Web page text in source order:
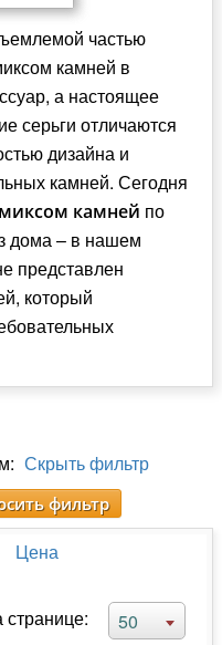
частью
камней в
а настоящее
серьги отличаются
дизайна и
камней. Сегодня
камней по
дома – в нашем
представлен
который
Скрыть фильтр
фильтр
Цена
странице: 50